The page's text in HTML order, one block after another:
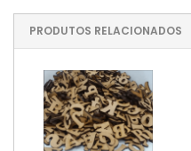
PRODUTOS RELACIONADOS